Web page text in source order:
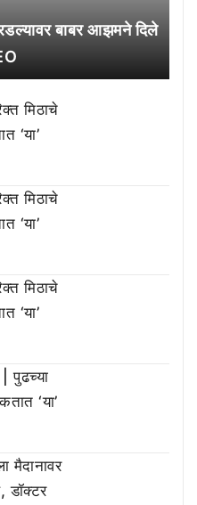
बाबर आझमने दिले
मिठाचे
‘या’
मिठाचे
‘या’
मिठाचे
‘या’
‘या’
डॉक्टर